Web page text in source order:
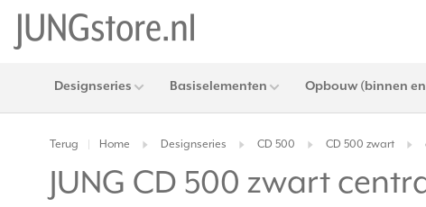
Designseries Basiselementen Opbouw (binnen
Terug Home Designseries CD 500 CD 500 zwart
JUNG CD 500 zwart